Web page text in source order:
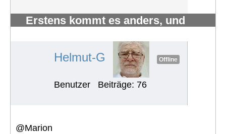
Erstens kommt es anders, und
Helmut-G Offline
Benutzer Beiträge: 76
@Marion